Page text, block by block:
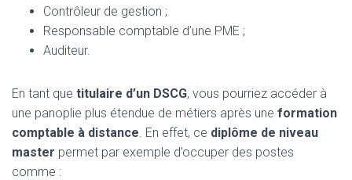
Contrôleur de gestion ;
Responsable comptable d’une PME ;
Auditeur.
En tant que titulaire d’un DSCG, vous pourriez accéder à
une panoplie plus étendue de métiers après une formation
comptable à distance. En effet, ce diplôme de niveau
master permet par exemple d’occuper des postes
comme :